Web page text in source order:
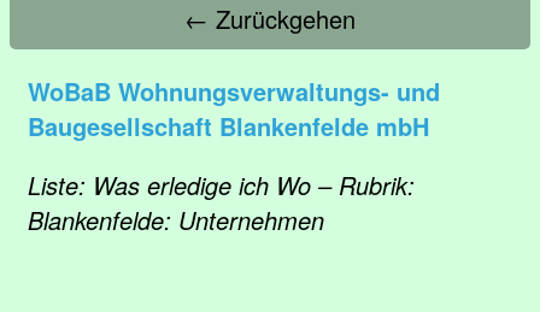
← Zurückgehen
WoBaB Wohnungsverwaltungs- und
Baugesellschaft Blankenfelde mbH
Liste: Was erledige ich Wo – Rubrik:
Blankenfelde: Unternehmen